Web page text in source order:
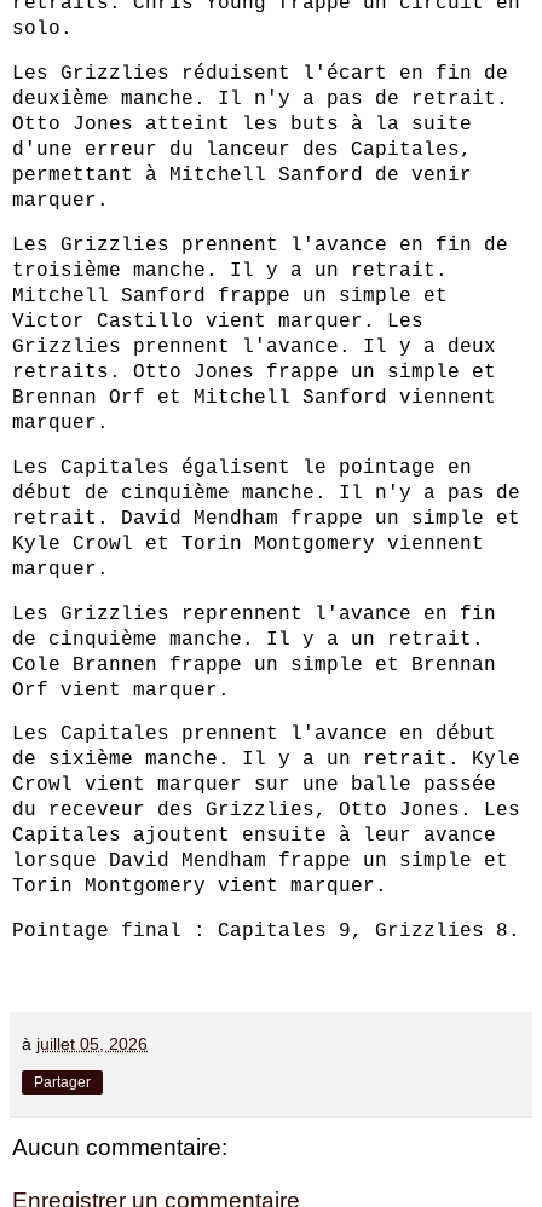
solo.
Les Grizzlies réduisent l'écart en fin de
deuxième manche. Il n'y a pas de retrait.
Otto Jones atteint les buts à la suite
d'une erreur du lanceur des Capitales,
permettant à Mitchell Sanford de venir
marquer.
Les Grizzlies prennent l'avance en fin de
troisième manche. Il y a un retrait.
Mitchell Sanford frappe un simple et
Victor Castillo vient marquer. Les
Grizzlies prennent l'avance. Il y a deux
retraits. Otto Jones frappe un simple et
Brennan Orf et Mitchell Sanford viennent
marquer.
Les Capitales égalisent le pointage en
début de cinquième manche. Il n'y a pas de
retrait. David Mendham frappe un simple et
Kyle Crowl et Torin Montgomery viennent
marquer.
Les Grizzlies reprennent l'avance en fin
de cinquième manche. Il y a un retrait.
Cole Brannen frappe un simple et Brennan
Orf vient marquer.
Les Capitales prennent l'avance en début
de sixième manche. Il y a un retrait. Kyle
Crowl vient marquer sur une balle passée
du receveur des Grizzlies, Otto Jones. Les
Capitales ajoutent ensuite à leur avance
lorsque David Mendham frappe un simple et
Torin Montgomery vient marquer.
Pointage final : Capitales 9, Grizzlies 8.
à juillet 05, 2026
Partager
Aucun commentaire:
Enregistrer un commentaire